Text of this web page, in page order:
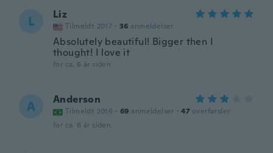
L Liz
Tilmeldt 2017 · 36 anmeldelser
Absolutely beautiful! Bigger then I
thought! I love it
for ca. 6 år siden
A Anderson
Tilmeldt 2016 · 69 anmeldelser · 47 overførsler
for ca. 6 år siden